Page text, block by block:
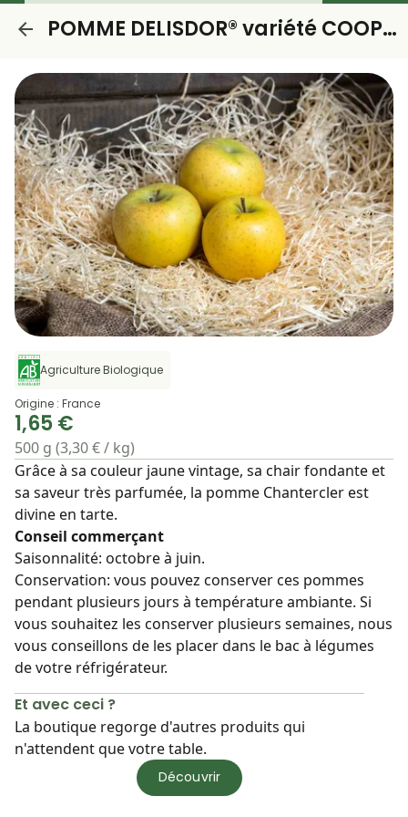
POMME DELISDOR® variété COOP38
Agriculture Biologique
Origine : France
1,65 €
500 g (3,30 € / kg)
Grâce à sa couleur jaune vintage, sa chair fondante et
sa saveur très parfumée, la pomme Chantercler est
divine en tarte.
Conseil commerçant
Saisonnalité: octobre à juin.
Conservation: vous pouvez conserver ces pommes
pendant plusieurs jours à température ambiante. Si
vous souhaitez les conserver plusieurs semaines, nous
vous conseillons de les placer dans le bac à légumes
de votre réfrigérateur.
Et avec ceci ?
La boutique regorge d'autres produits qui
n'attendent que votre table.
Découvrir